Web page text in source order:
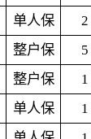
单人保 2
整户保 5
整户保 1
单人保 1